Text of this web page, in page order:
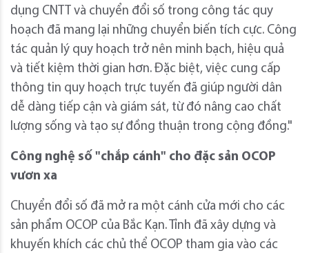
dụng CNTT và chuyển đổi số trong công tác quy
hoạch đã mang lại những chuyển biến tích cực. Công
tác quản lý quy hoạch trở nên minh bạch, hiệu quả
và tiết kiệm thời gian hơn. Đặc biệt, việc cung cấp
thông tin quy hoạch trực tuyến đã giúp người dân
dễ dàng tiếp cận và giám sát, từ đó nâng cao chất
lượng sống và tạo sự đồng thuận trong cộng đồng."
Công nghệ số "chắp cánh" cho đặc sản OCOP
vươn xa
Chuyển đổi số đã mở ra một cánh cửa mới cho các
sản phẩm OCOP của Bắc Kạn. Tỉnh đã xây dựng và
khuyến khích các chủ thể OCOP tham gia vào các